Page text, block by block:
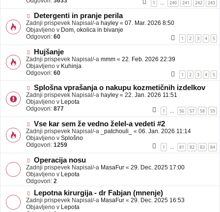
e
b
a
v
e
1 240 241 242 243
N
o
v
e
o
b
a
v
e
Detergenti in pranje perila
Zadnji prispevek Napisal/-a hayley « 07. Mar. 2026 8:50
Objavljeno v Dom, okolica in bivanje
Odgovori: 60 1 2 3 4 5
N
o
v
e
o
b
a
v
e
Hujšanje
Zadnji prispevek Napisal/-a mmm « 22. Feb. 2026 22:39
Objavljeno v Kuhinja
Odgovori: 60 1 2 3 4 5
N
o
v
e
b
a
v
e
Splošna vprašanja o nakupu kozmetičnih izdelkov
Zadnji prispevek Napisal/-a hayley « 22. Jan. 2026 11:51
Objavljeno v Lepota
Odgovori: 877 1 … 56 57 58 59
N
o
v
e
b
a
v
e
Vse kar sem že vedno želel-a vedeti #2
Zadnji prispevek Napisal/-a _patchouli_ « 06. Jan. 2026 11:14
Objavljeno v Splošno
Odgovori: 1259 1 81 82 83 84
N
o
v
e
o
j
a
Operacija nosu
Zadnji prispevek Napisal/-a MasaFur « 29. Dec. 2025 17:00
Objavljeno v Lepota
Odgovori: 2
N
o
v
Lepotna kirurgija - dr Fabjan (mnenje)
Zadnji prispevek Napisal/-a MasaFur « 29. Dec. 2025 16:53
Objavljeno v Lepota